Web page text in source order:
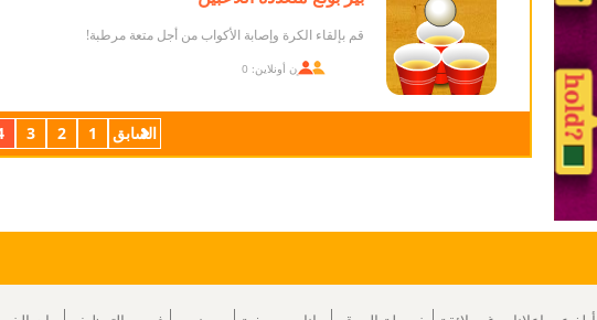
قم بإلقاء الكرة وإصابة الأكواب من أجل متعة مرطبة!
اللاعبون أونلاين: 0
السابق 1
2
3